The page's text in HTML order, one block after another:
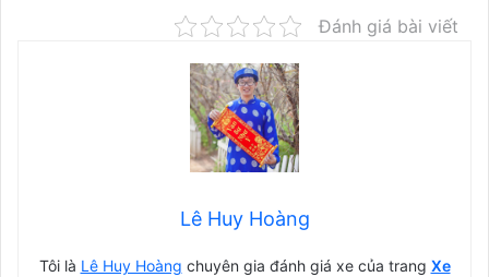
Đánh giá bài viết
Lê Huy Hoàng
Tôi là Lê Huy Hoàng chuyên gia đánh giá xe của trang Xe